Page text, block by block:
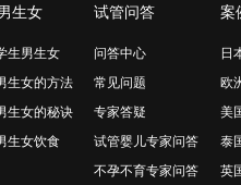
生女
生男生女
生女的方法
生女的秘诀
生女饮食
试管问答
问答中心
常见问题
专家答疑
试管婴儿专家问答
不孕不育专家问答
案
日
欧
美
泰
英